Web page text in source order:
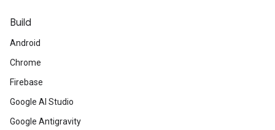
Build
Android
Chrome
Firebase
Google AI Studio
Google Antigravity